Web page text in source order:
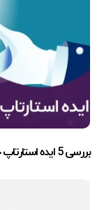
بررسی 5 ایده استارتاپ خلاقانه و پول‌ساز با هوش مصنوعی